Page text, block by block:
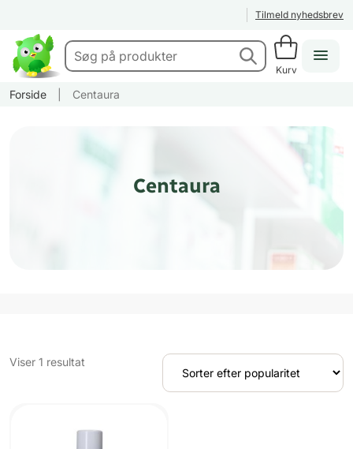
Tilmeld nyhedsbrev
Kurv
Forside Centaura
Centaura
Viser 1 resultat